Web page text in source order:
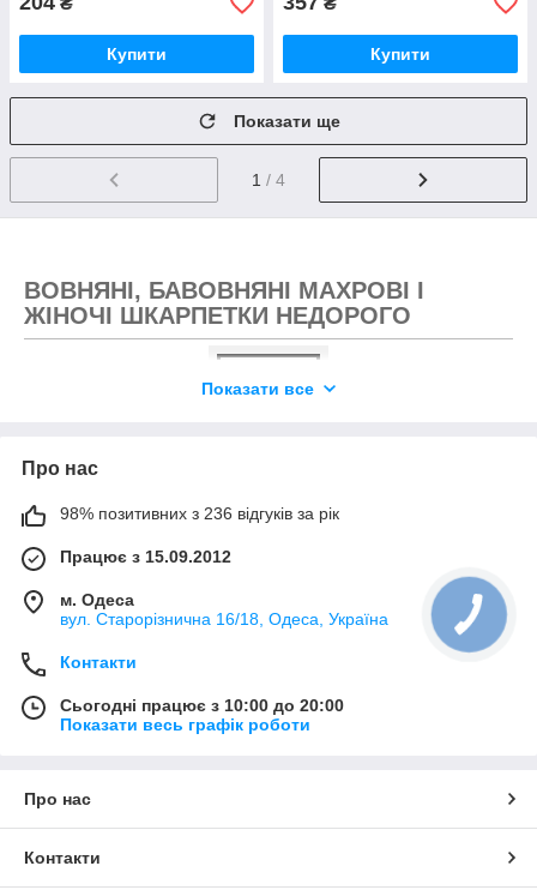
Купити Купити
Показати ще
1 / 4
ВОВНЯНІ, БАВОВНЯНІ МАХРОВІ І
ЖІНОЧІ ШКАРПЕТКИ НЕДОРОГО
В нашому асортименті ви можете
Україні для щоденних прогулянок, які можна
ціною. Зручні бавовняні літні жіночі
шкарпетки недорого з яскравими принтами
коштує недорого, відповідає ГОСТу і
Показати все
Про нас
98% позитивних з 236 відгуків за рік
Працює з 15.09.2012
м. Одеса
вул. Старорізнична 16/18, Одеса, Україна
Контакти
Сьогодні працює з 10:00 до 20:00
Показати весь графік роботи
Про нас
Контакти